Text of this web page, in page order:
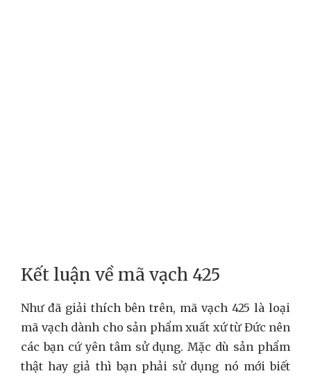
Kết luận về mã vạch 425
Như đã giải thích bên trên, mã vạch 425 là loại
mã vạch dành cho sản phẩm xuất xứ từ Đức nên
các bạn cứ yên tâm sử dụng. Mặc dù sản phẩm
thật hay giả thì bạn phải sử dụng nó mới biết